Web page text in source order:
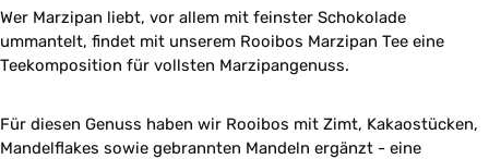
Wer Marzipan liebt, vor allem mit feinster Schokolade
ummantelt, findet mit unserem Rooibos Marzipan Tee eine
Teekomposition für vollsten Marzipangenuss.
Für diesen Genuss haben wir Rooibos mit Zimt, Kakaostücken,
Mandelflakes sowie gebrannten Mandeln ergänzt - eine